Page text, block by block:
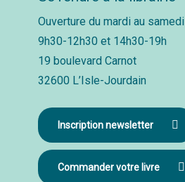
Ouverture du mardi au samedi
9h30-12h30 et 14h30-19h
19 boulevard Carnot
32600 L’Isle-Jourdain
Inscription newsletter
Commander votre livre